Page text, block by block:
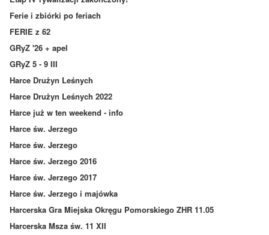
Ferie i zbiórki po feriach
FERIE z 62
GRyZ '26 + apel
GRyZ 5 - 9 III
Harce Drużyn Leśnych
Harce Drużyn Leśnych 2022
Harce już w ten weekend - info
Harce św. Jerzego
Harce św. Jerzego
Harce św. Jerzego 2016
Harce św. Jerzego 2017
Harce św. Jerzego i majówka
Harcerska Gra Miejska Okręgu Pomorskiego ZHR 11.05
Harcerska Msza św. 11 XII